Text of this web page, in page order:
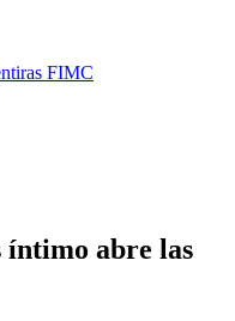
FIMC
íntimo abre las